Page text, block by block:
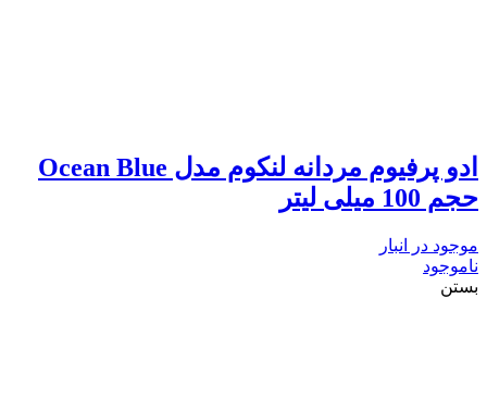
ادو پرفیوم مردانه لنکوم مدل Ocean Blue
حجم 100 میلی لیتر
موجود در انبار
ناموجود
بستن